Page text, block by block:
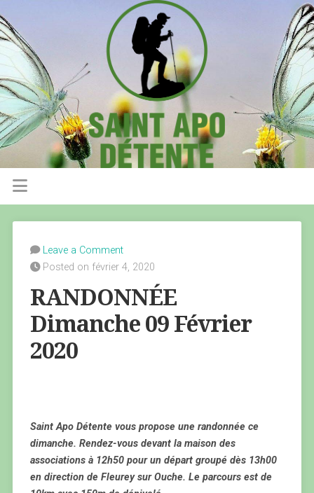
Leave a Comment
Posted on février 4, 2020
RANDONNÉE
Dimanche 09 Février
2020
Saint Apo Détente vous propose une randonnée ce
dimanche. Rendez-vous devant la maison des
associations à 12h50 pour un départ groupé dès 13h00
en direction de Fleurey sur Ouche. Le parcours est de